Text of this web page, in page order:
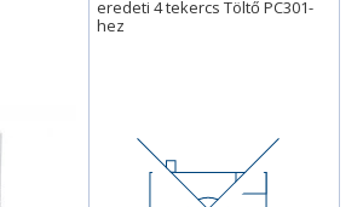
eredeti 4 tekercs Töltő PC301-
hez